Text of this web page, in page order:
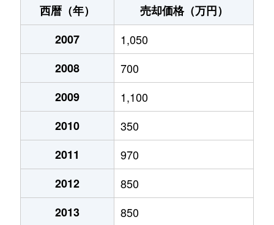
西暦（年）
売却価格（万円）
2007
1,050
2008
700
2009
1,100
2010
350
2011
970
2012
850
2013
850